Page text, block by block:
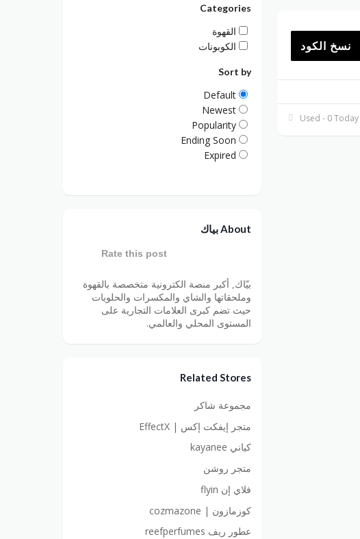
نسخ الكود
Categories
القهوة
الكوبونات
Sort by
Default
Newest
Popularity
Ending Soon
Expired
About بياك
Rate this post
بيّاك, أكبر منصة الكترونية متخصصة بالقهوة
وملحقاتها والشاي والمكسرات والحلويات
حيث تضم كبرى العلامات التجارية على
المستوى المحلي والعالمي.
Related Stores
مجموعة شاكر
متجر إيفكت إكس | EffectX
كياني kayanee
متجر روشن
ﻓﻼي إن flyin
كوزمازون | cozmazone
عطور ريف reefperfumes